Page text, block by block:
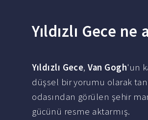
Yıldızlı Gece ne
Yıldızlı Gece,Van Gogh'un
düşsel bir yorumu olarak
odasından görülen şehir
gücünü resme aktarmış.